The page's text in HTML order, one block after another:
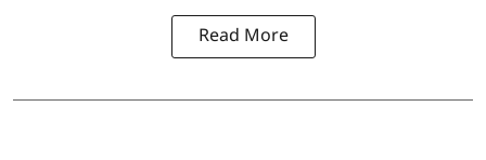
Read More